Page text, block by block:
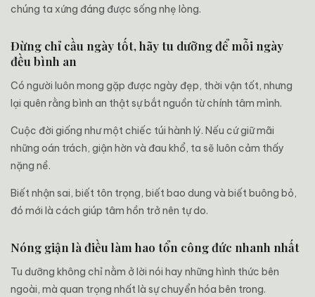
chúng ta xứng đáng được sống nhẹ lòng.
Đừng chỉ cầu ngày tốt, hãy tu dưỡng để mỗi ngày
đều bình an
Có người luôn mong gặp được ngày đẹp, thời vận tốt, nhưng
lại quên rằng bình an thật sự bắt nguồn từ chính tâm mình.
Cuộc đời giống như một chiếc túi hành lý. Nếu cứ giữ mãi
những oán trách, giận hờn và đau khổ, ta sẽ luôn cảm thấy
nặng nề.
Biết nhận sai, biết tôn trọng, biết bao dung và biết buông bỏ,
đó mới là cách giúp tâm hồn trở nên tự do.
Nóng giận là điều làm hao tổn công đức nhanh nhất
Tu dưỡng không chỉ nằm ở lời nói hay những hình thức bên
ngoài, mà quan trọng nhất là sự chuyển hóa bên trong.